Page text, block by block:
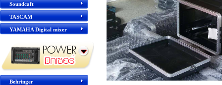
Soundcaft
TASCAM
YAMAHA Digital mixer
Behringer